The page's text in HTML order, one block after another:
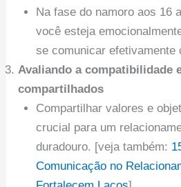
Na fase do namoro aos 16
você esteja
se comunicar efetivamente
Avaliando a compatibilidade
compartilhados
Compartilhar valores e
crucial para um
duradouro. [veja também:
Comunicação no